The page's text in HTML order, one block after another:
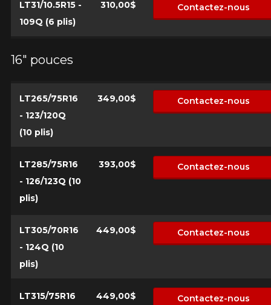
LT31/10.5R15 -
109Q (6 plis)
310,00$ Contactez-nous
16" pouces
LT265/75R16
- 123/120Q
(10 plis)
349,00$ Contactez-nous
LT285/75R16
- 126/123Q (10
plis)
393,00$ Contactez-nous
LT305/70R16
- 124Q (10
plis)
449,00$ Contactez-nous
LT315/75R16
449,00$ Contactez-nous